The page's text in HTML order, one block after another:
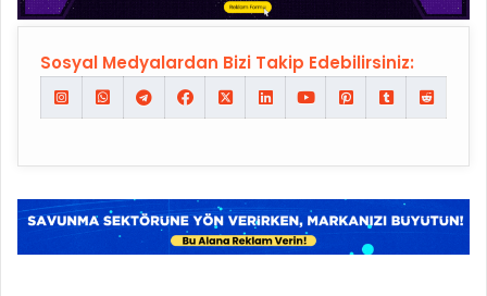
Sosyal Medyalardan Bizi Takip Edebilirsiniz: